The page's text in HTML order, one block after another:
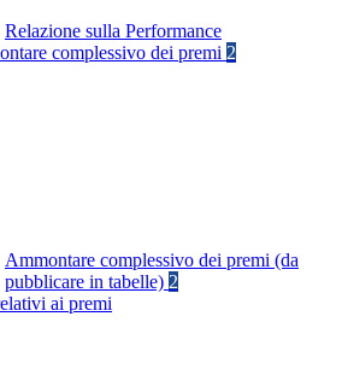
Relazione sulla Performance
complessivo dei premi 2
Ammontare complessivo dei premi (da
pubblicare in tabelle) 2
ai premi